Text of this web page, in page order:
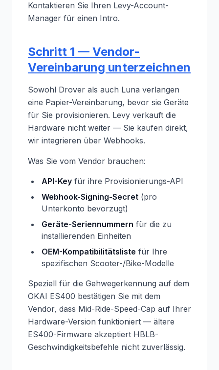
Kontaktieren Sie Ihren Levy-Account-
Manager für einen Intro.
Schritt 1 — Vendor-
Vereinbarung unterzeichnen
Sowohl Drover als auch Luna verlangen
eine Papier-Vereinbarung, bevor sie Geräte
für Sie provisionieren. Levy verkauft die
Hardware nicht weiter — Sie kaufen direkt,
wir integrieren über Webhooks.
Was Sie vom Vendor brauchen:
API-Key für ihre Provisionierungs-API
Webhook-Signing-Secret (pro
Unterkonto bevorzugt)
Geräte-Seriennummern für die zu
installierenden Einheiten
OEM-Kompatibilitätsliste für Ihre
spezifischen Scooter-/Bike-Modelle
Speziell für die Gehwegerkennung auf dem
OKAI ES400 bestätigen Sie mit dem
Vendor, dass Mid-Ride-Speed-Cap auf Ihrer
Hardware-Version funktioniert — ältere
ES400-Firmware akzeptiert HBLB-
Geschwindigkeitsbefehle nicht zuverlässig.